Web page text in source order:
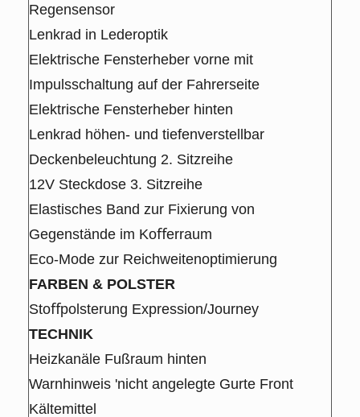
Regensensor
Lenkrad in Lederoptik
Elektrische Fensterheber vorne mit
Impulsschaltung auf der Fahrerseite
Elektrische Fensterheber hinten
Lenkrad höhen- und tiefenverstellbar
Deckenbeleuchtung 2. Sitzreihe
12V Steckdose 3. Sitzreihe
Elastisches Band zur Fixierung von
Gegenstände im Koﬀerraum
Eco-Mode zur Reichweitenoptimierung
FARBEN & POLSTER
Stoﬀpolsterung Expression/Journey
TECHNIK
Heizkanäle Fußraum hinten
Warnhinweis 'nicht angelegte Gurte Front
Kältemittel